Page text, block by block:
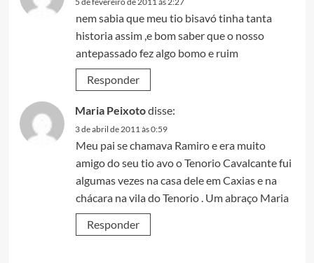
nem sabia que meu tio bisavó tinha tanta
historia assim ,e bom saber que o nosso
antepassado fez algo bomo e ruim
Responder
Maria Peixotodisse:
3 de abril de 2011 às 0:59
Meu pai se chamava Ramiro e era muito
amigo do seu tio avo o Tenorio Cavalcante fui
algumas vezes na casa dele em Caxias e na
chácara na vila do Tenorio . Um abraço Maria
Responder